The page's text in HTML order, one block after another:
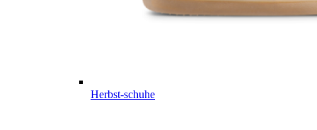
Herbst-schuhe